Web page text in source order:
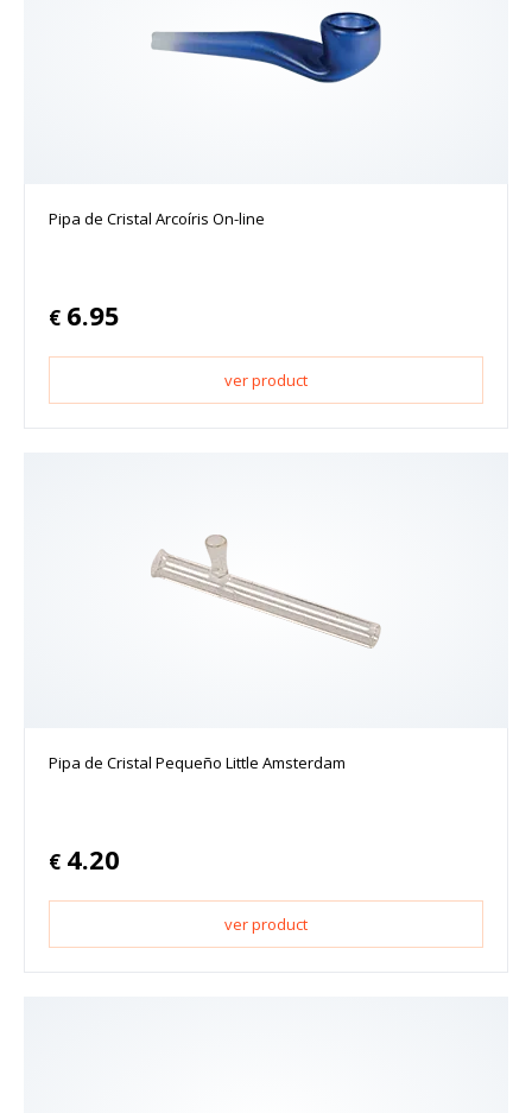
Pipa de Cristal Arcoíris On-line
€ 6.95
ver product
Pipa de Cristal Pequeño Little Amsterdam
€ 4.20
ver product